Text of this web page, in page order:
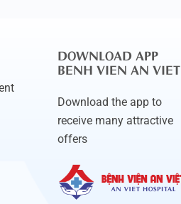
DOWNLOAD APP
BENH VIEN AN VIET
Download the app to
receive many attractive
offers